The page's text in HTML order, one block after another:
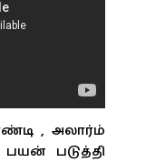
, அலார்ம்
படுத்தி